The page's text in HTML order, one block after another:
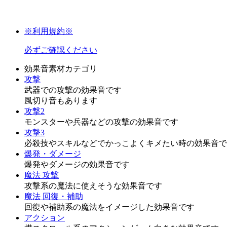
※利用規約※
必ずご確認ください
効果音素材カテゴリ
攻撃
武器での攻撃の効果音です
風切り音もあります
攻撃2
モンスターや兵器などの攻撃の効果音です
攻撃3
必殺技やスキルなどでかっこよくキメたい時の効果音
爆発・ダメージ
爆発やダメージの効果音です
魔法 攻撃
攻撃系の魔法に使えそうな効果音です
魔法 回復・補助
回復や補助系の魔法をイメージした効果音です
アクション